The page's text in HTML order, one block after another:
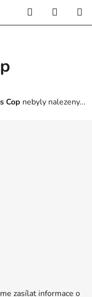
Hledat
KOŠÍK
Cop nebyly nalezeny...
zasílat informace o